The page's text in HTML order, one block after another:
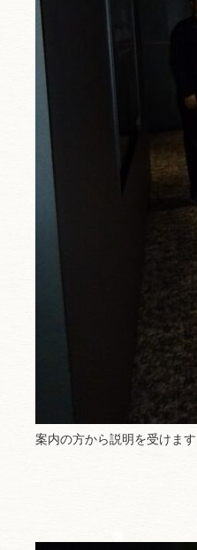
案内の方から説明を受けま